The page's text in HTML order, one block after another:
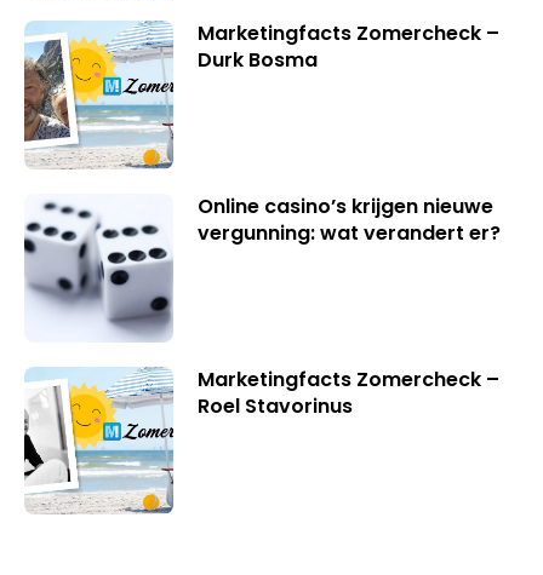
Marketingfacts Zomercheck –
Durk Bosma
Online casino’s krijgen nieuwe
vergunning: wat verandert er?
Marketingfacts Zomercheck –
Roel Stavorinus